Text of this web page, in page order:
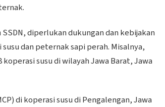
diperlukan dukungan dan kebijakan
dan peternak sapi perah. Misalnya,
koperasi susu di wilayah Jawa Barat, Jawa
di koperasi susu di Pengalengan, Jawa